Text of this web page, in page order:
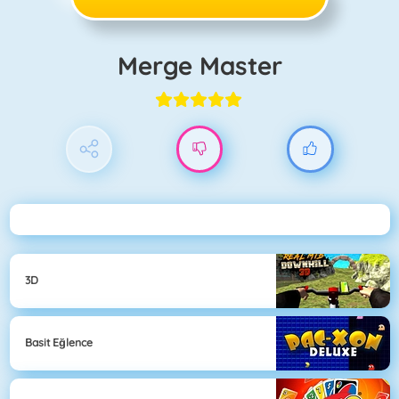
Merge Master
3D
Basit Eğlence